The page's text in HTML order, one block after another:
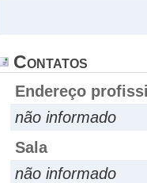
Contatos
Endereço
não informado
Sala
não informado